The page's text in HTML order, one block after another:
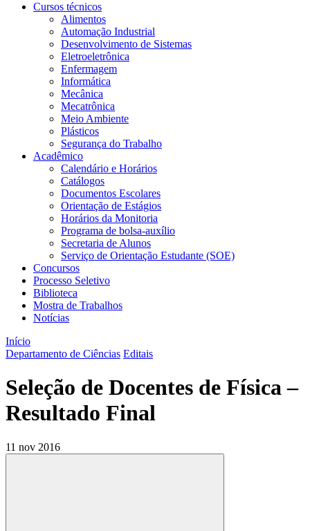
Cursos técnicos
Alimentos
Automação Industrial
Desenvolvimento de Sistemas
Eletroeletrônica
Enfermagem
Informática
Mecânica
Mecatrônica
Meio Ambiente
Plásticos
Segurança do Trabalho
Acadêmico
Calendário e Horários
Catálogos
Documentos Escolares
Orientação de Estágios
Horários da Monitoria
Programa de bolsa-auxílio
Secretaria de Alunos
Serviço de Orientação Estudante (SOE)
Concursos
Processo Seletivo
Biblioteca
Mostra de Trabalhos
Notícias
Início
Departamento de Ciências Editais
Seleção de Docentes de Física –
Resultado Final
11 nov 2016